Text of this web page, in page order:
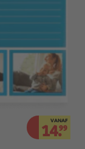
VANAF
14.99